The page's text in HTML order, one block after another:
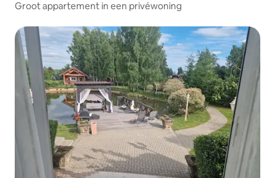
Groot appartement in een privéwoning